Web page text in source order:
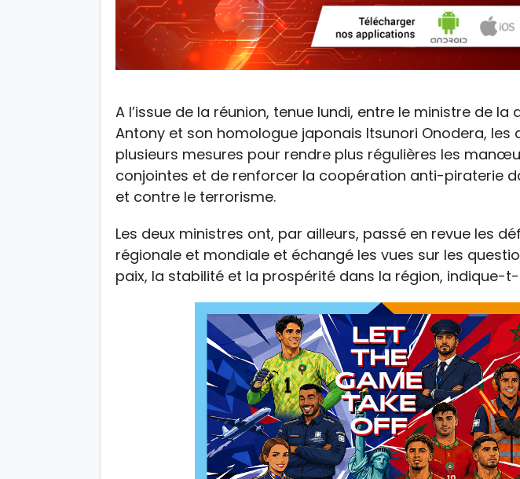
A l’issue de la réunion, tenue lundi, entre le ministre de la
Antony et son homologue japonais Itsunori Onodera, les
plusieurs mesures pour rendre plus régulières les
conjointes et de renforcer la coopération anti-piraterie
et contre le terrorisme.
Les deux ministres ont, par ailleurs, passé en revue les
régionale et mondiale et échangé les vues sur les
paix, la stabilité et la prospérité dans la région, indique-t-